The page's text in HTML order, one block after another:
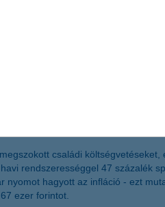
látszik az infláció
de vannak, akik 67
családi
rendszerességgel 47 százalék
hagyott az infláció - ezt
ezer forintot.